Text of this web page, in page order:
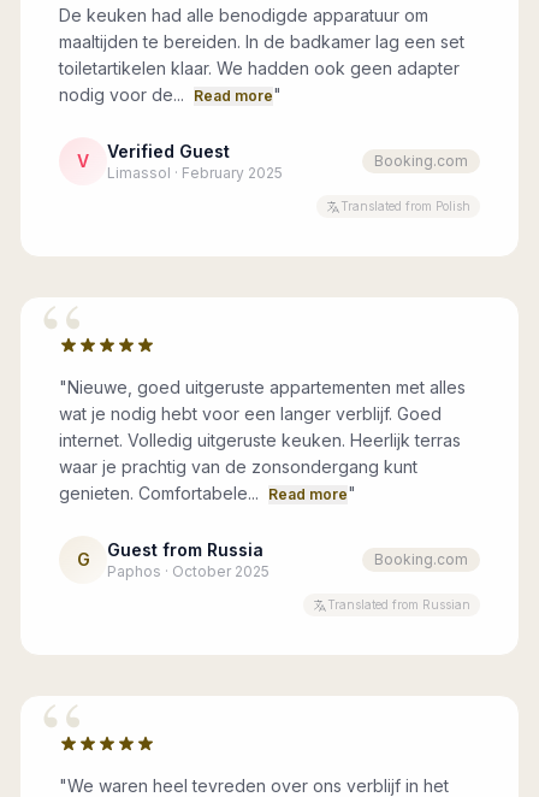
De keuken had alle benodigde apparatuur om
maaltijden te bereiden. In de badkamer lag een set
toiletartikelen klaar. We hadden ook geen adapter
nodig voor de...
Read more"
V Verified Guest
Limassol · February 2025
Booking.com
Translated from Polish
“
"Nieuwe, goed uitgeruste appartementen met alles
wat je nodig hebt voor een langer verblijf. Goed
internet. Volledig uitgeruste keuken. Heerlijk terras
waar je prachtig van de zonsondergang kunt
genieten. Comfortabele...
Read more"
G Guest from Russia
Paphos · October 2025
Booking.com
Translated from Russian
“
"We waren heel tevreden over ons verblijf in het